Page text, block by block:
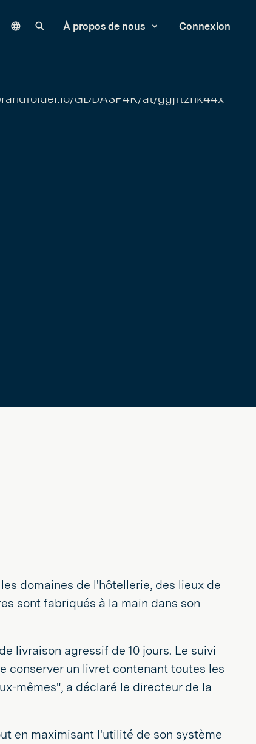
LanguageRechercher sur notre site
À propos de nous Connexion
domaines de l'hôtellerie, des lieux de
sont fabriqués à la main dans son
livraison agressif de 10 jours. Le suivi
conserver un livret contenant toutes les
mêmes", a déclaré le directeur de la
en maximisant l'utilité de son système